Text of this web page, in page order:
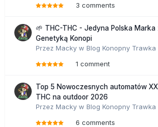
3 comments
🌱 THC-THC - Jedyna Polska Marka
Genetyką Konopi
Przez Macky w Blog Konopny Trawka
1 comment
Top 5 Nowoczesnych automatów
THC na outdoor 2026
Przez Macky w Blog Konopny Trawka
6 comments